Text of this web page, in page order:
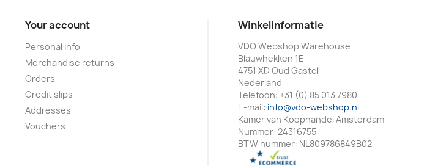
Your account
Personal info
Merchandise returns
Orders
Credit slips
Addresses
Vouchers
Winkelinformatie
VDO Webshop Warehouse
Blauwhekken 1E
4751 XD Oud Gastel
Nederland
Telefoon: +31 (0) 85 013 7980
E-mail: info@vdo-webshop.nl
Kamer van Koophandel Amsterdam
Nummer: 24316755
BTW nummer: NL809786849B02